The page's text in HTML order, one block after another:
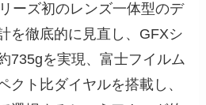
ーズ初のレンズ一体型のデ
を徹底的に見直し、GFXシ
735gを実現、富士フイルム
クト比ダイヤルを搭載し、